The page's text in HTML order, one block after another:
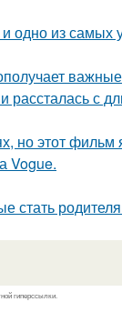
одно из самых
рассталась с
но этот фильм
Vogue.
стать
гиперссылки.